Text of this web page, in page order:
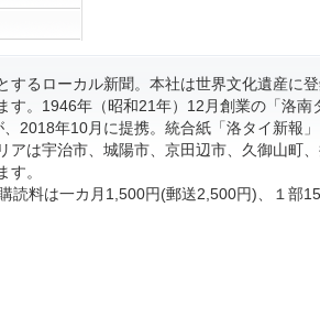
するローカル新聞。本社は世界文化遺産に
。1946年（昭和21年）12月創業の「洛南
2018年10月に提携。統合紙「洛タイ新報
アは宇治市、城陽市、京田辺市、久御山町
。
料は一カ月1,500円(郵送2,500円)、１部